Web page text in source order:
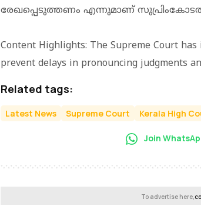
രേഖപ്പെടുത്തണം എന്നുമാണ്
Content Highlights: The Supreme Court
prevent delays in pronouncing judgments
Related tags:
Latest News Supreme Court Kerala High
Join
To advertise here,